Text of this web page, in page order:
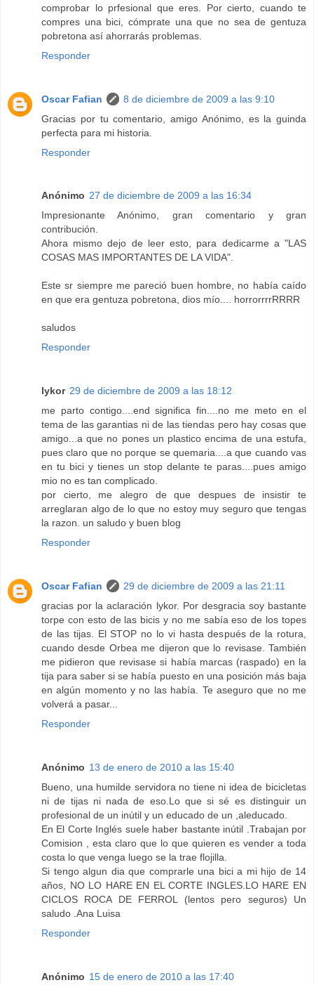
comprobar lo prfesional que eres. Por cierto, cuando te
compres una bici, cómprate una que no sea de gentuza
pobretona así ahorrarás problemas.
Responder
Oscar Fafian
8 de diciembre de 2009 a las 9:10
Gracias por tu comentario, amigo Anónimo, es la guinda
perfecta para mi historia.
Responder
Anónimo 27 de diciembre de 2009 a las 16:34
Impresionante Anónimo, gran comentario y gran
contribución.
Ahora mismo dejo de leer esto, para dedicarme a "LAS
COSAS MAS IMPORTANTES DE LA VIDA".
Este sr siempre me pareció buen hombre, no había caído
en que era gentuza pobretona, dios mío.... horrorrrrRRRR
saludos
Responder
lykor 29 de diciembre de 2009 a las 18:12
me parto contigo....end significa fin....no me meto en el
tema de las garantias ni de las tiendas pero hay cosas que
amigo...a que no pones un plastico encima de una estufa,
pues claro que no porque se quemaria....a que cuando vas
en tu bici y tienes un stop delante te paras....pues amigo
mio no es tan complicado.
por cierto, me alegro de que despues de insistir te
arreglaran algo de lo que no estoy muy seguro que tengas
la razon. un saludo y buen blog
Responder
Oscar Fafian
29 de diciembre de 2009 a las 21:11
gracias por la aclaración lykor. Por desgracia soy bastante
torpe con esto de las bicis y no me sabía eso de los topes
de las tijas. El STOP no lo vi hasta después de la rotura,
cuando desde Orbea me dijeron que lo revisase. También
me pidieron que revisase si había marcas (raspado) en la
tija para saber si se había puesto en una posición más baja
en algún momento y no las había. Te aseguro que no me
volverá a pasar...
Responder
Anónimo 13 de enero de 2010 a las 15:40
Bueno, una humilde servidora no tiene ni idea de bicicletas
ni de tijas ni nada de eso.Lo que si sé es distinguir un
profesional de un inútil y un educado de un ,aleducado.
En El Corte Inglés suele haber bastante inútil .Trabajan por
Comision , esta claro que lo que quieren es vender a toda
costa lo que venga luego se la trae flojilla.
Si tengo algun dia que comprarle una bici a mi hijo de 14
años, NO LO HARE EN EL CORTE INGLES.LO HARE EN
CICLOS ROCA DE FERROL (lentos pero seguros) Un
saludo .Ana Luisa
Responder
Anónimo 15 de enero de 2010 a las 17:40